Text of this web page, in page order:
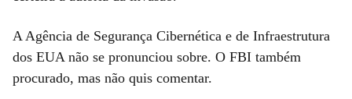
A Agência de Segurança Cibernética e de Infraestrutura
dos EUA não se pronunciou sobre. O FBI também
procurado, mas não quis comentar.